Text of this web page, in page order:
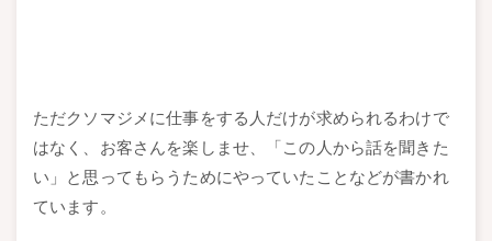
ただクソマジメに仕事をする人だけが求められるわけで
はなく、お客さんを楽しませ、「この人から話を聞きた
い」と思ってもらうためにやっていたことなどが書かれ
ています。